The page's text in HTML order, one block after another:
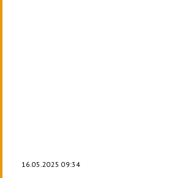
16.05.2025 09:34